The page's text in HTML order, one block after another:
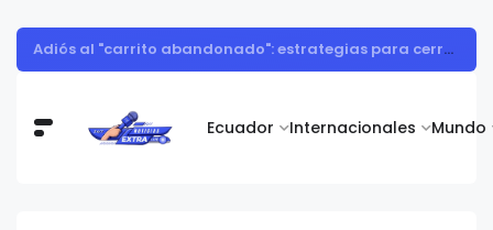
Ecuador Internacionales Mundo
Así consumieron los ecuatorianos durante el Mundial 2026